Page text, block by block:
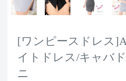
[ワンピースドレス
イトドレス/キャバ
ニ